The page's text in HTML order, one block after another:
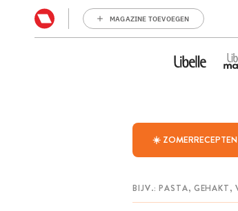
MAGAZINE TOEVOEGEN
☀️ ZOMERRECEPTEN